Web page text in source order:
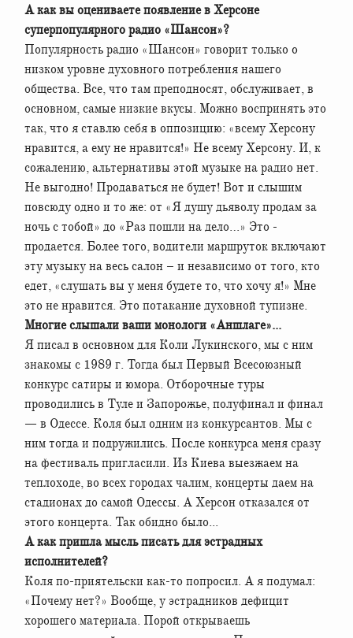
А как вы оцениваете появление в Херсоне
суперпопулярного радио «Шансон»?
Популярность радио «Шансон» говорит только о
низком уровне духовного потребления нашего
общества. Все, что там преподносят, обслуживает, в
основном, самые низкие вкусы. Можно воспринять это
так, что я ставлю себя в оппозицию: «всему Херсону
нравится, а ему не нравится!» Не всему Херсону. И, к
сожалению, альтернативы этой музыке на радио нет.
Не выгодно! Продаваться не будет! Вот и слышим
повсюду одно и то же: от «Я душу дьяволу продам за
ночь с тобой» до «Раз пошли на дело…» Это -
продается. Более того, водители маршруток включают
эту музыку на весь салон – и независимо от того, кто
едет, «слушать вы у меня будете то, что хочу я!» Мне
это не нравится. Это потакание духовной тупизне.
Многие слышали ваши монологи «Аншлаге»...
Я писал в основном для Коли Лукинского, мы с ним
знакомы с 1989 г. Тогда был Первый Всесоюзный
конкурс сатиры и юмора. Отборочные туры
проводились в Туле и Запорожье, полуфинал и финал
— в Одессе. Коля был одним из конкурсантов. Мы с
ним тогда и подружились. После конкурса меня сразу
на фестиваль пригласили. Из Киева выезжаем на
теплоходе, во всех городах чалим, концерты даем на
стадионах до самой Одессы. А Херсон отказался от
этого концерта. Так обидно было...
А как пришла мысль писать для эстрадных
исполнителей?
Коля по-приятельски как-то попросил. А я подумал:
«Почему нет?» Вообще, у эстрадников дефицит
хорошего материала. Порой открываешь